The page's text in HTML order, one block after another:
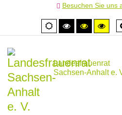
Besuchen Sie uns
Normale
Ansicht
Hoher
Kontrast
Hoher
Kontrast
Landesfrauenrat
Sachsen-Anhalt e.